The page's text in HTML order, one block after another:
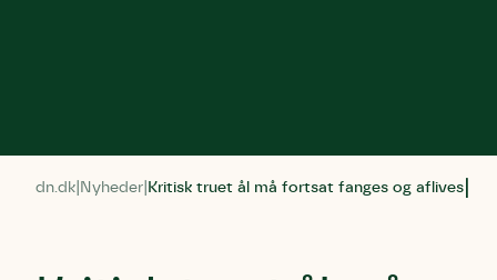
dn.dk Nyheder Kritisk truet ål må fortsat fanges og aflives